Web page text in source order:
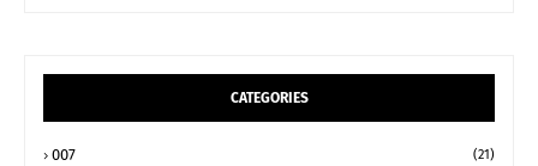
CATEGORIES
007 (21)